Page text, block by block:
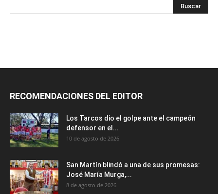
RECOMENDACIONES DEL EDITOR
Los Tarcos dio el golpe ante el campeón
defensor en el...
10 de agosto de 2026
San Martín blindó a una de sus promesas:
José María Murga,...
8 de agosto de 2026